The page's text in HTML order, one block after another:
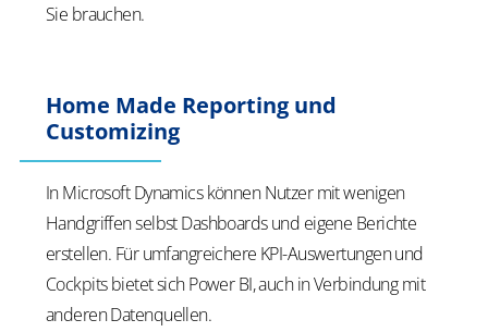
Sie brauchen.
Home Made Reporting und
Customizing
In Microsoft Dynamics können Nutzer mit wenigen
Handgriffen selbst Dashboards und eigene Berichte
erstellen. Für umfangreichere KPI-Auswertungen und
Cockpits bietet sich Power BI, auch in Verbindung mit
anderen Datenquellen.